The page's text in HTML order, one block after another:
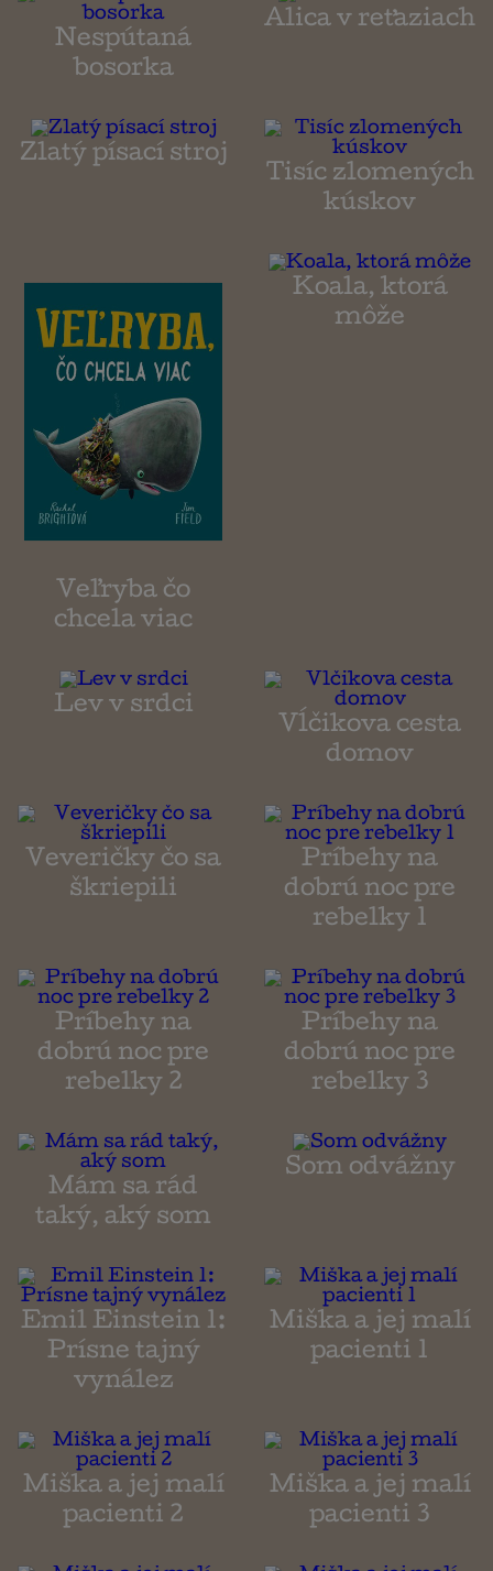
Nespútaná
bosorka
Alica v reťaziach
Zlatý písací stroj
Tisíc zlomených
kúskov
Veľryba čo
chcela viac
Koala, ktorá
môže
Lev v srdci
Vĺčikova cesta
domov
Veveričky čo sa
škriepili
Príbehy na
dobrú noc pre
rebelky 1
Príbehy na
dobrú noc pre
rebelky 2
Príbehy na
dobrú noc pre
rebelky 3
Mám sa rád
taký, aký som
Som odvážny
Emil Einstein 1:
Prísne tajný
vynález
Miška a jej malí
pacienti 1
Miška a jej malí
pacienti 2
Miška a jej malí
pacienti 3